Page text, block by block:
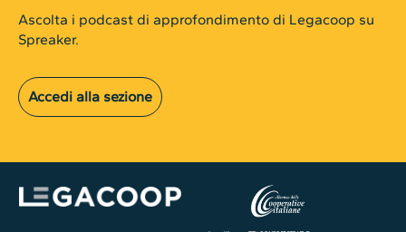
Ascolta i podcast di approfondimento di Legacoop su
Spreaker.
Accedi alla sezione